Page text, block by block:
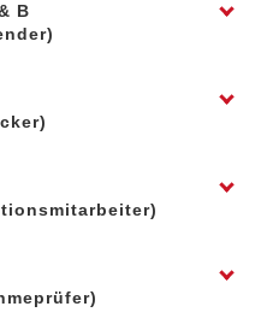
B
die Shipper’s
»
/
»